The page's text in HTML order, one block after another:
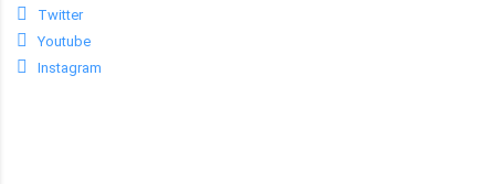
Twitter
Youtube
Instagram